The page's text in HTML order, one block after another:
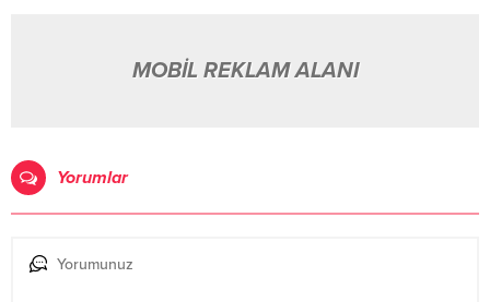
MOBİL REKLAM ALANI
Yorumlar